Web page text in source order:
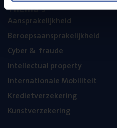
The­ma’s
Aan­spra­ke­lijk­heid
Beroeps­aan­spra­ke­lijk­heid
Cyber& fraude
Intel­lec­tu­al property
Inter­na­ti­o­na­le Mobiliteit
Kre­diet­ver­ze­ke­ring
Kunst­ver­ze­ke­ring